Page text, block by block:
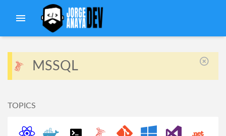
MSSQL
TOPICS